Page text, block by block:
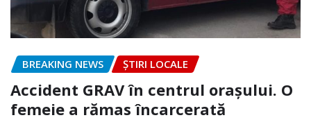
BREAKING NEWS ȘTIRI LOCALE
Accident GRAV în centrul orașului. O
femeie a rămas încarcerată